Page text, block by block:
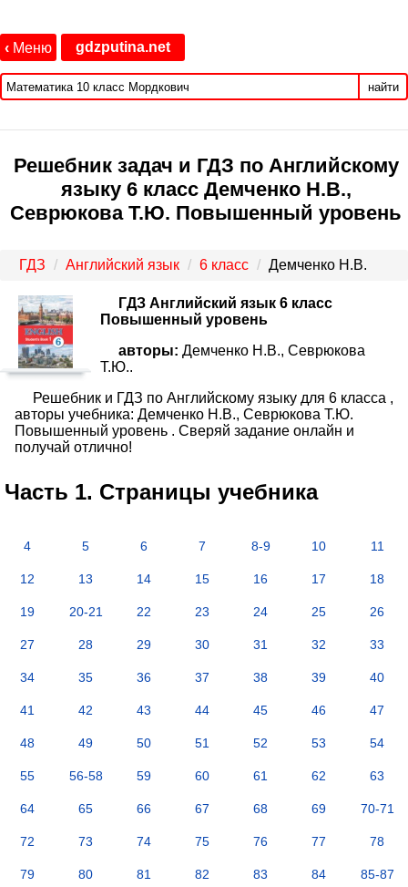
‹ Меню gdzputina.net
найти
Решебник задач и ГДЗ по Английскому
языку 6 класс Демченко Н.В.,
Севрюкова Т.Ю. Повышенный уровень
ГДЗ Английский язык 6 класс Демченко Н.В.
ГДЗ Английский язык 6 класс
Повышенный уровень
авторы: Демченко Н.В., Севрюкова
Т.Ю..
Решебник и ГДЗ по Английскому языку для 6 класса ,
авторы учебника: Демченко Н.В., Севрюкова Т.Ю.
Повышенный уровень . Сверяй задание онлайн и
получай отлично!
Часть 1. Страницы учебника
4 5 6 7 8-9 10 11
12 13 14 15 16 17 18
19 20-21 22 23 24 25 26
27 28 29 30 31 32 33
34 35 36 37 38 39 40
41 42 43 44 45 46 47
48 49 50 51 52 53 54
55 56-58 59 60 61 62 63
64 65 66 67 68 69 70-71
72 73 74 75 76 77 78
79 80 81 82 83 84 85-87